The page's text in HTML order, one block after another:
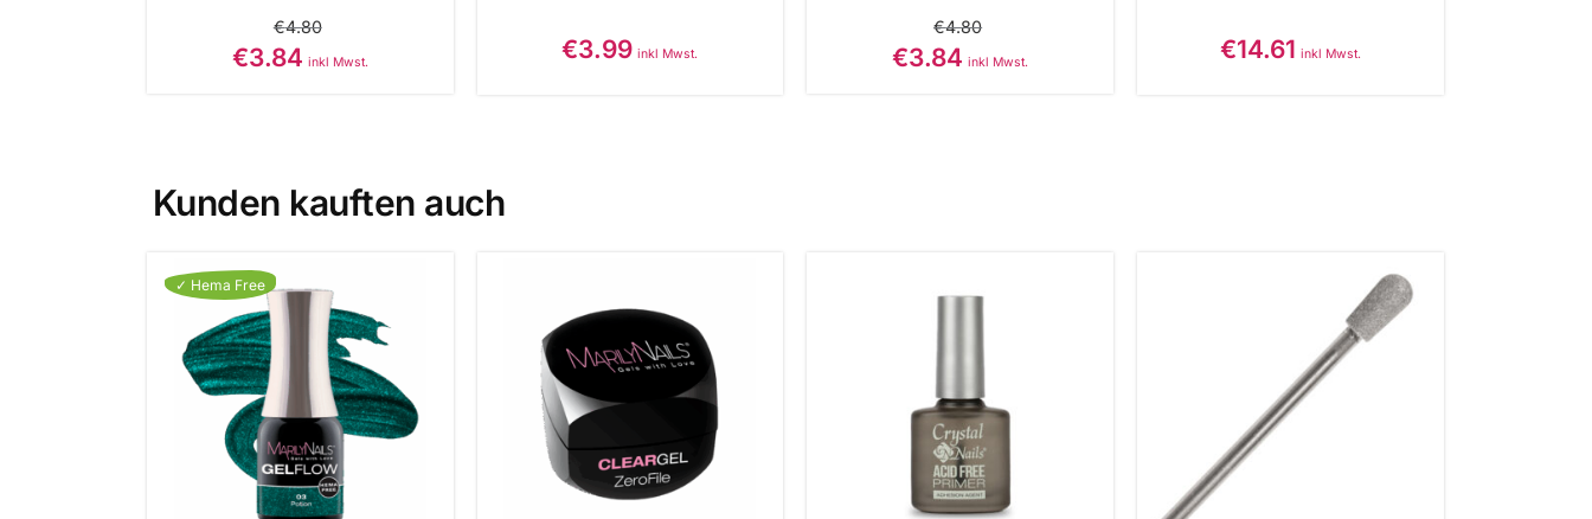
€4.80
€3.84 inkl Mwst. €3.99 inkl Mwst.
€4.80
€3.84 inkl Mwst. €14.61 inkl Mwst.
Kunden kauften auch
✓ Hema Free